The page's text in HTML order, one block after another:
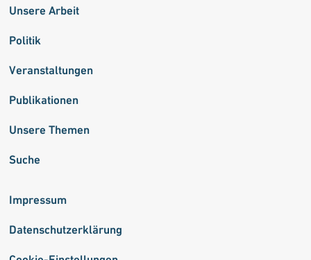
Unsere Arbeit
Politik
Veranstaltungen
Publikationen
Unsere Themen
Suche
Impressum
Datenschutzerklärung